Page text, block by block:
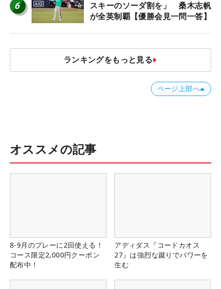
6
スキーのソーダ割を」 桑木志帆
が全英制覇【優勝会見一問一答】
ランキングをもっと見る
ページ上部へ
オススメの記事
8-9月のプレーに2回使える！
コース限定2,000円クーポン
配布中！
アディダス『コードカオス
27』は強烈な蹴りでパワーを
生む